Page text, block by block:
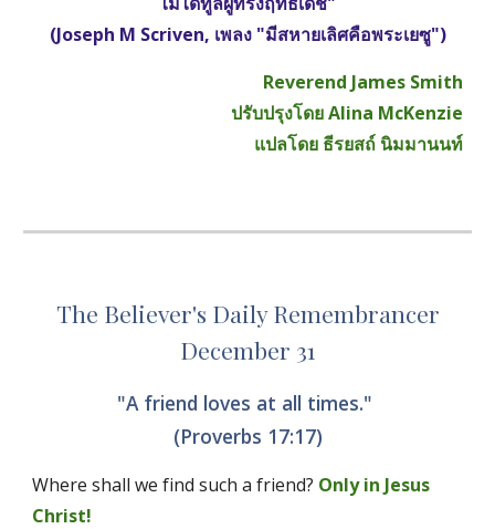
(Joseph M Scriven, เพลง "มีสหายเลิศคือพระเยซู")
Reverend James Smith
ปรับปรุงโดย Alina McKenzie
แปลโดย ธีรยสถ์ นิมมานนท์
The Believer's Daily Remembrancer
December 31
"A friend loves at all times."
(Proverbs 17:17)
Where shall we find such a friend? Only in Jesus
Christ!